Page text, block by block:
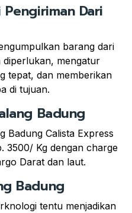
Dari
barang dari
diperlukan, mengatur
tepat, dan memberikan
di tujuan.
Badung
Badung Calista Express
3500/ Kg dengan charge
Darat dan laut.
Badung
tentu menjadikan